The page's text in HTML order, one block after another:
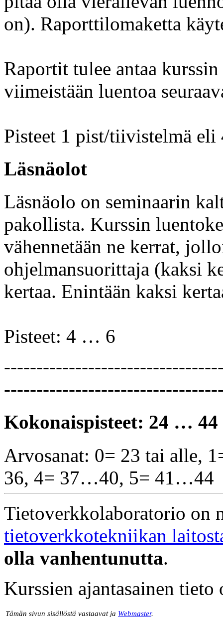
on). Raporttilomaketta
Raportit tulee antaa
viimeistään luentoa
Pisteet 1 pist/tiivistelmä eli
Läsnäolot
Läsnäolo on seminaarin
pakollista. Kurssin
vähennetään ne kerrat,
ohjelmansuorittaja (kaksi
kertaa. Enintään kaksi
Pisteet: 4 … 6
Kokonaispisteet: 24 … 44
Arvosanat: 0= 23 tai
36, 4= 37…40, 5= 41…44
Tietoverkkolaboratorio on
tietoverkkotekniikan
olla vanhentunutta.
Kurssien ajantasainen
Tämän sivun sisällöstä vastaavat ja Webmaster.